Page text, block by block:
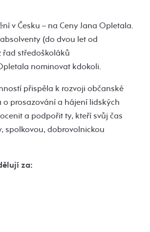
v Česku – na Ceny Jana Opletala.
(do dvou let od
řad středoškoláků
nominovat kdokoli.
přispěla k rozvoji občanské
o prosazování a hájení lidských
a podpořit ty, kteří svůj čas
spolkovou, dobrovolnickou
za: